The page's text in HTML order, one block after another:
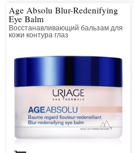
Age Absolu Blur-Redenifying
Eye Balm
Восстанавливающий бальзам для
кожи контура глаз